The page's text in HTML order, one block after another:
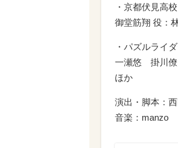
・京都伏見高校
御堂筋翔 役：
・パズルライ
一瀬悠 掛川
ほか
演出・脚本：
音楽：manzo